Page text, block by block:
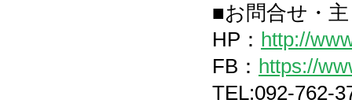
■お問合せ・
HP： http://
FB： https://
TEL:092-762-